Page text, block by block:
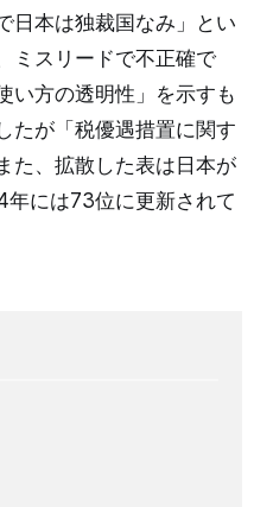
日本は独裁国なみ」とい
ミスリードで不正確で
い方の透明性」を示すも
たが「税優遇措置に関す
た、拡散した表は日本が
には73位に更新されて